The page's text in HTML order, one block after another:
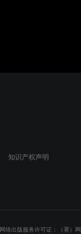
知识产权声明
网络出版服务许可证：（署）